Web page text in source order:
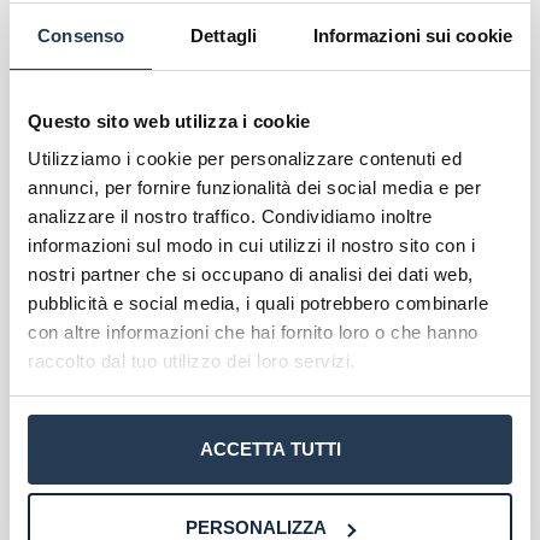
Consenso Dettagli Informazioni sui cookie
Questo sito web utilizza i cookie
Utilizziamo i cookie per personalizzare contenuti ed
annunci, per fornire funzionalità dei social media e per
analizzare il nostro traffico. Condividiamo inoltre
informazioni sul modo in cui utilizzi il nostro sito con i
nostri partner che si occupano di analisi dei dati web,
pubblicità e social media, i quali potrebbero combinarle
con altre informazioni che hai fornito loro o che hanno
raccolto dal tuo utilizzo dei loro servizi.
ACCETTA TUTTI
PERSONALIZZA
l’immatricolazione.
Scopri l'offerta formativa
Corsi di Laurea San Raffaele
Master San Raffaele
A proposito di San Raffaele
Caratteristiche dell'ateneo